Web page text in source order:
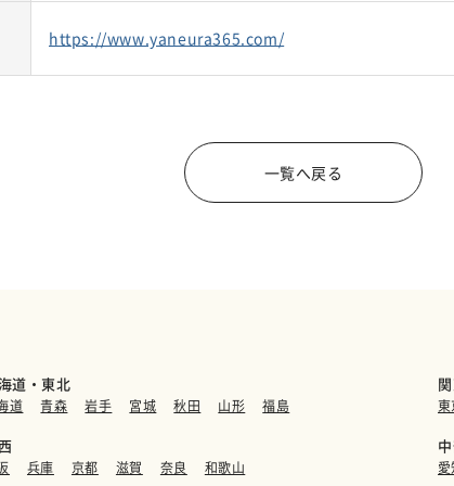
https://www.yaneura365.com/
一覧へ戻る
道・東北
道 青森 岩手 宮城 秋田 山形 福島 東
兵庫 京都 滋賀 奈良 和歌山 愛